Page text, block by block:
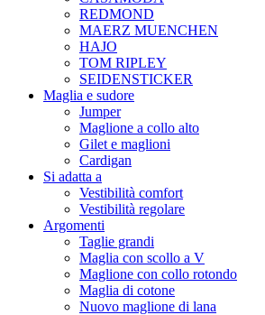
REDMOND
MAERZ MUENCHEN
HAJO
TOM RIPLEY
SEIDENSTICKER
Maglia e sudore
Jumper
Maglione a collo alto
Gilet e maglioni
Cardigan
Si adatta a
Vestibilità comfort
Vestibilità regolare
Argomenti
Taglie grandi
Maglia con scollo a V
Maglione con collo rotondo
Maglia di cotone
Nuovo maglione di lana